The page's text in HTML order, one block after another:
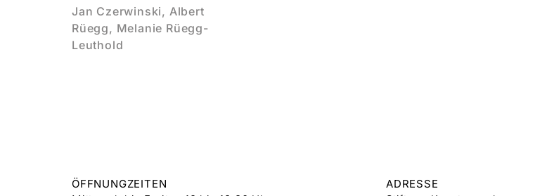
Jan Czerwinski, Albert
Rüegg, Melanie Rüegg-
Leuthold
ÖFFNUNGZEITEN
ADRESSE